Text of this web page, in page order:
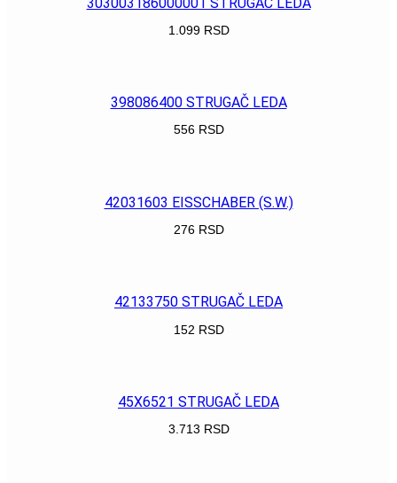
1.099 RSD
398086400 STRUGAČ LEDA
556 RSD
42031603 EISSCHABER (S.W.)
276 RSD
42133750 STRUGAČ LEDA
152 RSD
45X6521 STRUGAČ LEDA
3.713 RSD